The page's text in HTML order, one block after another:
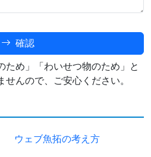
確認
ため」「わいせつ物のため」と
んので、ご安心ください。
ウェブ魚拓の考え方